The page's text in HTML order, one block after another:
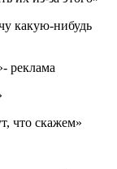
какую-нибудь
реклама
что скажем»